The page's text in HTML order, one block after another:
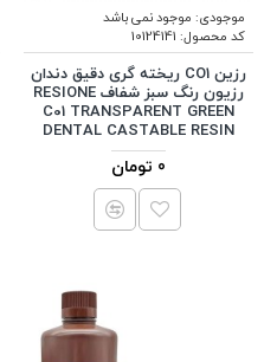
موجودی: موجود نمی باشد
کد محصول: 10124141
رزین CO1 ریخته گری دقیق دندان
رزیون رنگ سبز شفاف RESIONE
C01 TRANSPARENT GREEN
DENTAL CASTABLE RESIN
0 تومان